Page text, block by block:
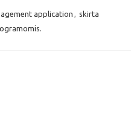
application , skirta